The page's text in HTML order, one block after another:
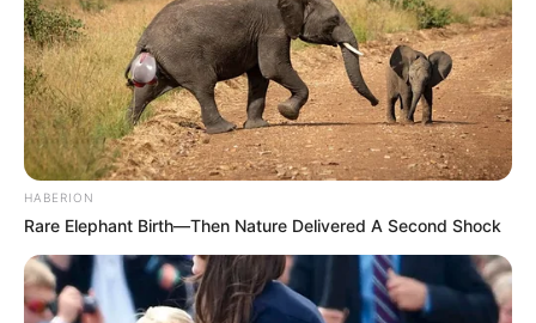
HABERION
Rare Elephant Birth—Then Nature Delivered A Second Shock